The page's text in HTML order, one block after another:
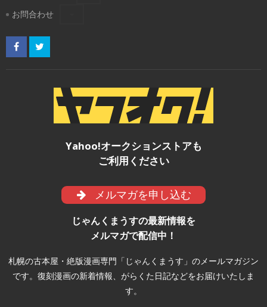
お問合わせ
Yahoo!オークションストアも
ご利用ください
メルマガを申し込む
じゃんくまうすの最新情報を
メルマガで配信中！
札幌の古本屋・絶版漫画専門「じゃんくまうす」のメールマガジン
です。復刻漫画の新着情報、がらくた日記などをお届けいたしま
す。